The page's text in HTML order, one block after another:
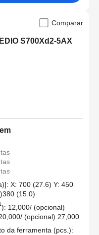
Comparar
S700Xd2-5AX
X: 700 (27.6) Y: 450
(15.0)
): 12,000/ (opcional)
(opcional) 27,000
da ferramenta (pcs.):